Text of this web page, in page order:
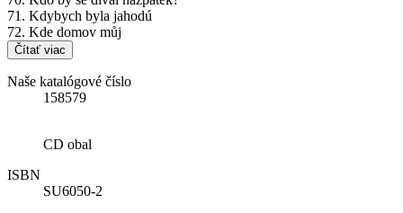
71. Kdybych byla jahodú
72. Kde domov můj
Čítať viac
Naše katalógové číslo
158579
CD obal
ISBN
SU6050-2